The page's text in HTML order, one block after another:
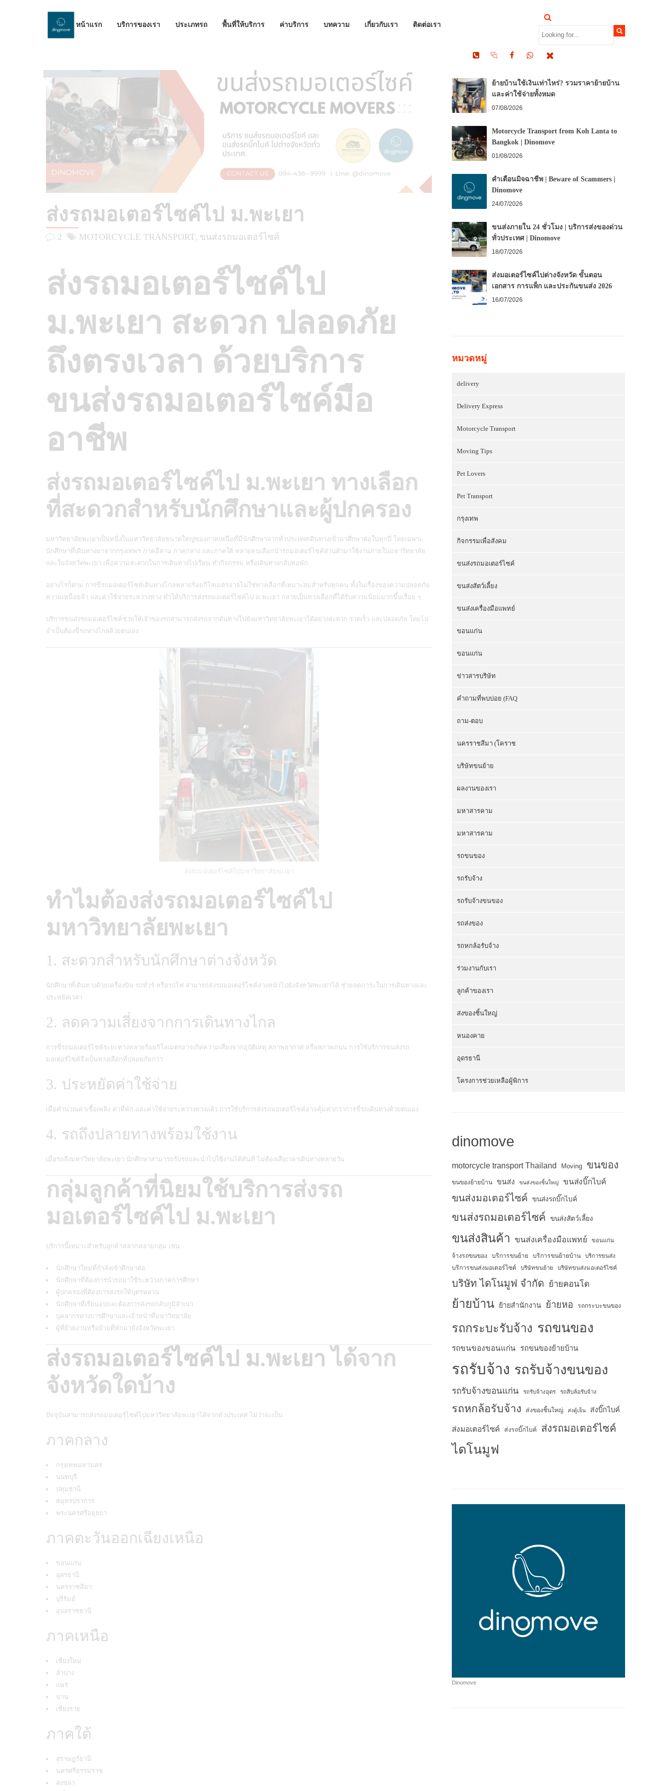
หน้าแรก บริการของเรา ประเภทรถ พื้นที่ให้บริการ ค่าบริการ บทความ เกี่ยวกับเรา ติดต่อเรา
ส่งรถมอเตอร์ไซค์ไป ม.พะเยา
2 MOTORCYCLE TRANSPORT ขนส่งรถมอเตอร์ไซค์
ส่งรถมอเตอร์ไซค์ไป
ม.พะเยา สะดวก ปลอดภัย
ถึงตรงเวลา ด้วยบริการ
ขนส่งรถมอเตอร์ไซค์มือ
อาชีพ
ส่งรถมอเตอร์ไซค์ไป ม.พะเยา ทางเลือก
ที่สะดวกสำหรับนักศึกษาและผู้ปกครอง
มหาวิทยาลัยพะเยาเป็นหนึ่งในมหาวิทยาลัยขนาดใหญ่ของภาคเหนือที่มีนักศึกษาจากทั่วประเทศเดินทางเข้ามาศึกษาต่อในทุกปี โดยเฉพาะ
นักศึกษาที่เดินทางมาจากกรุงเทพฯ ภาคอีสาน ภาคกลาง และภาคใต้ หลายคนเลือกนำรถมอเตอร์ไซค์ส่วนตัวมาใช้งานภายในมหาวิทยาลัย
และในจังหวัดพะเยา เพื่อความสะดวกในการเดินทางไปเรียน ทำกิจกรรม หรือเดินทางกลับหอพัก
อย่างไรก็ตาม การขี่รถมอเตอร์ไซค์เดินทางไกลหลายร้อยกิโลเมตรอาจไม่ใช่ทางเลือกที่เหมาะสมสำหรับทุกคน ทั้งในเรื่องของความปลอดภัย
ความเหนื่อยล้า และค่าใช้จ่ายระหว่างทาง ทำให้บริการส่งรถมอเตอร์ไซค์ไป ม.พะเยา กลายเป็นทางเลือกที่ได้รับความนิยมมากขึ้นเรื่อย ๆ
บริการขนส่งรถมอเตอร์ไซค์ช่วยให้เจ้าของรถสามารถส่งรถจากต้นทางไปยังมหาวิทยาลัยพะเยาได้อย่างสะดวก รวดเร็ว และปลอดภัย โดยไม่
จำเป็นต้องขี่รถทางไกลด้วยตนเอง
ส่งรถมอเตอร์ไซค์ไปมหาวิทยาลัยพะเยา
ทำไมต้องส่งรถมอเตอร์ไซค์ไป
มหาวิทยาลัยพะเยา
1. สะดวกสำหรับนักศึกษาต่างจังหวัด
นักศึกษาที่เดินทางด้วยเครื่องบิน รถทัวร์ หรือรถไฟ สามารถส่งรถมอเตอร์ไซค์ล่วงหน้าไปยังจังหวัดพะเยาได้ ช่วยลดภาระในการเดินทางและ
ประหยัดเวลา
2. ลดความเสี่ยงจากการเดินทางไกล
การขี่รถมอเตอร์ไซค์ระยะทางหลายร้อยกิโลเมตรอาจเกิดความเสี่ยงจากอุบัติเหตุ สภาพอากาศ หรือสภาพถนน การใช้บริการขนส่งรถ
มอเตอร์ไซค์จึงเป็นทางเลือกที่ปลอดภัยกว่า
3. ประหยัดค่าใช้จ่าย
เมื่อคำนวณค่าเชื้อเพลิง ค่าที่พัก และค่าใช้จ่ายระหว่างทางแล้ว การใช้บริการส่งรถมอเตอร์ไซค์อาจคุ้มค่ากว่าการขี่รถเดินทางด้วยตนเอง
4. รถถึงปลายทางพร้อมใช้งาน
เมื่อรถถึงมหาวิทยาลัยพะเยา นักศึกษาสามารถรับรถและนำไปใช้งานได้ทันที ไม่ต้องเสียเวลาเดินทางหลายวัน
กลุ่มลูกค้าที่นิยมใช้บริการส่งรถ
มอเตอร์ไซค์ไป ม.พะเยา
บริการนี้เหมาะสำหรับลูกค้าหลากหลายกลุ่ม เช่น
นักศึกษาใหม่ที่กำลังเข้าศึกษาต่อ
นักศึกษาที่ต้องการนำรถมาใช้ระหว่างภาคการศึกษา
ผู้ปกครองที่ต้องการส่งรถให้บุตรหลาน
นักศึกษาที่เรียนจบและต้องการส่งรถกลับภูมิลำเนา
บุคลากรทางการศึกษาและเจ้าหน้าที่มหาวิทยาลัย
ผู้ที่ย้ายงานหรือย้ายที่พักมายังจังหวัดพะเยา
ส่งรถมอเตอร์ไซค์ไป ม.พะเยา ได้จาก
จังหวัดใดบ้าง
ปัจจุบันสามารถส่งรถมอเตอร์ไซค์ไปมหาวิทยาลัยพะเยาได้จากทั่วประเทศ ไม่ว่าจะเป็น
ภาคกลาง
กรุงเทพมหานคร
นนทบุรี
ปทุมธานี
สมุทรปราการ
พระนครศรีอยุธยา
ภาคตะวันออกเฉียงเหนือ
ขอนแก่น
อุดรธานี
นครราชสีมา
บุรีรัมย์
อุบลราชธานี
ภาคเหนือ
เชียงใหม่
ลำปาง
แพร่
น่าน
เชียงราย
ภาคใต้
สุราษฎร์ธานี
นครศรีธรรมราช
สงขลา
RECENT POSTS
ย้ายบ้านใช้เงินเท่าไหร่? รวมราคาย้ายบ้าน
และค่าใช้จ่ายทั้งหมด
07/08/2026
Motorcycle Transport from Koh Lanta to
Bangkok | Dinomove
01/08/2026
คำเตือนมิจฉาชีพ | Beware of Scammers |
Dinomove
24/07/2026
ขนส่งภายใน 24 ชั่วโมง | บริการส่งของด่วน
ทั่วประเทศ | Dinomove
18/07/2026
ส่งมอเตอร์ไซค์ไปต่างจังหวัด ขั้นตอน
เอกสาร การแพ็ก และประกันขนส่ง 2026
16/07/2026
หมวดหมู่
delivery
Delivery Express
Motorcycle Transport
Moving Tips
Pet Lovers
Pet Transport
กรุงเทพ
กิจกรรมเพื่อสังคม
ขนส่งรถมอเตอร์ไซค์
ขนส่งสัตว์เลี้ยง
ขนส่งเครื่องมือแพทย์
ขอนแก่น
ขอนแก่น
ข่าวสารบริษัท
คำถามที่พบบ่อย (FAQ
ถาม-ตอบ
นครราชสีมา (โคราช
บริษัทขนย้าย
ผลงานของเรา
มหาสารคาม
มหาสารคาม
รถขนของ
รถรับจ้าง
รถรับจ้างขนของ
รถส่งของ
รถหกล้อรับจ้าง
ร่วมงานกับเรา
ลูกค้าของเรา
ส่งของชิ้นใหญ่
หนองคาย
อุดรธานี
โครงการช่วยเหลือผู้พิการ
dinomove
motorcycle transport Thailand Moving ขนของ
ขนของย้ายบ้าน ขนส่ง ขนส่งของชิ้นใหญ่ ขนส่งบิ๊กไบค์
ขนส่งมอเตอร์ไซค์ ขนส่งรถบิ๊กไบค์
ขนส่งรถมอเตอร์ไซค์ ขนส่งสัตว์เลี้ยง
ขนส่งสินค้า ขนส่งเครื่องมือแพทย์ ขอนแก่น
จ้างรถขนของ บริการขนย้าย บริการขนย้ายบ้าน บริการขนส่ง
บริการขนส่งมอเตอร์ไซค์ บริษัทขนย้าย บริษัทขนส่งมอเตอร์ไซค์
บริษัท ไดโนมูฟ จำกัด ย้ายคอนโด
ย้ายบ้าน ย้ายสำนักงาน ย้ายหอ รถกระบะขนของ
รถกระบะรับจ้าง รถขนของ
รถขนของขอนแก่น รถขนของย้ายบ้าน
รถรับจ้าง รถรับจ้างขนของ
รถรับจ้างขอนแก่น รถรับจ้างอุดร รถสิบล้อรับจ้าง
รถหกล้อรับจ้าง ส่งของชิ้นใหญ่ ส่งตู้เย็น ส่งบิ๊กไบค์
ส่งมอเตอร์ไซค์ ส่งรถบิ๊กไบค์ ส่งรถมอเตอร์ไซค์
ไดโนมูฟ
Dinomove